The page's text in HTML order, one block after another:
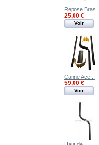
Repose Bras...
25,00 €
Voir
Canne Ace...
59,00 €
Voir
Haut de...